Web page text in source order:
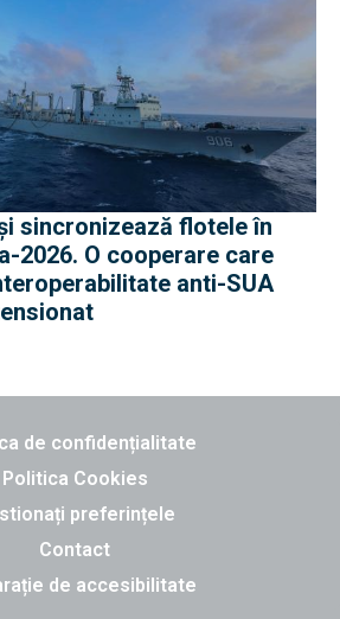
sincronizează flotele în
2026. O cooperare care
anti-SUA
de confidențialitate
Politica Cookies
preferințele
Contact
de accesibilitate